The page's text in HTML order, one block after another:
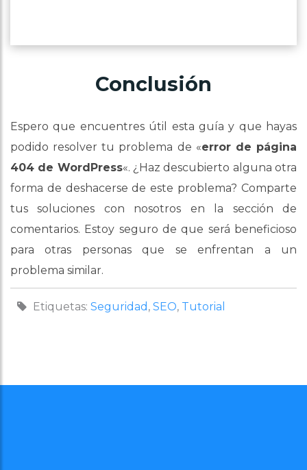
Conclusión
Espero que encuentres útil esta guía y que hayas
podido resolver tu problema de «error de página
404 de WordPress«. ¿Haz descubierto alguna otra
forma de deshacerse de este problema? Comparte
tus soluciones con nosotros en la sección de
comentarios. Estoy seguro de que será beneficioso
para otras personas que se enfrentan a un
problema similar.
Etiquetas: Seguridad , SEO, Tutorial